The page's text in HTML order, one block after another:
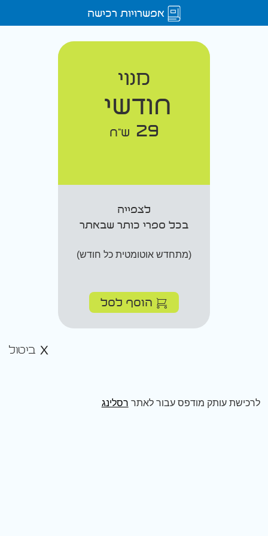
אפשרויות רכישה
מנוי
חודשי
29 ש"ח
לצפייה
בכל ספרי כותר שבאתר
(מתחדש אוטומטית כל חודש)
הוסף לסל
ביטול
לרכישת עותק מודפס עבור לאתר רסלינג